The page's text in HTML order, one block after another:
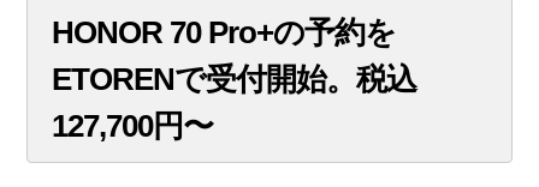
HONOR 70 Pro+の予約を
ETORENで受付開始。税込
127,700円〜